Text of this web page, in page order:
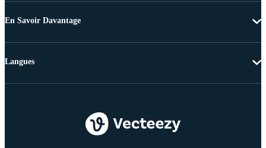
En Savoir Davantage
Langues